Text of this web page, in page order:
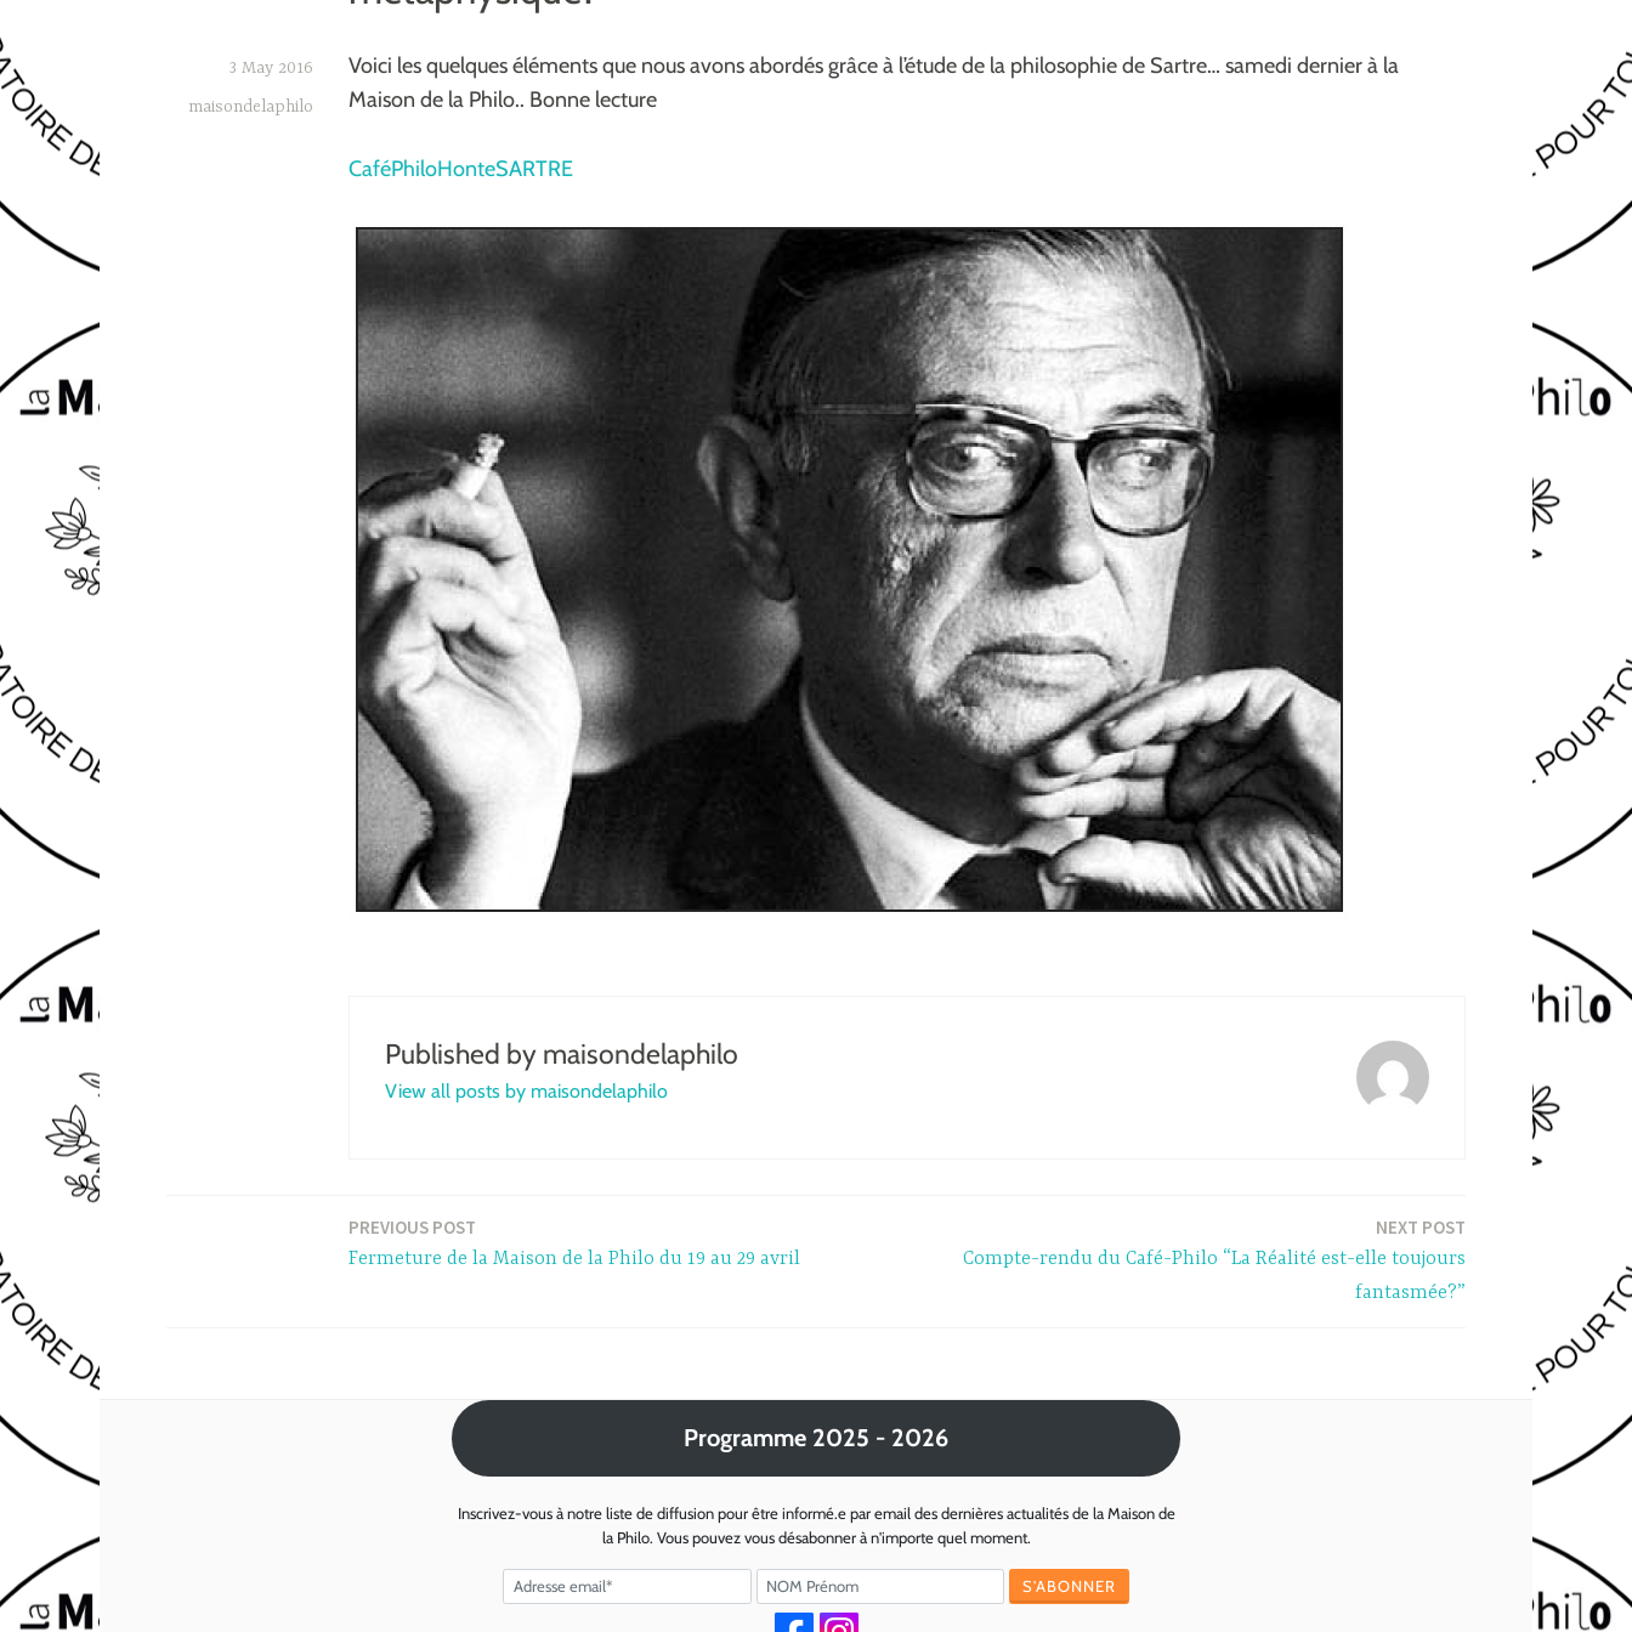
3 May 2016
maisondelaphilo
Voici les quelques éléments que nous avons abordés grâce à l’étude de la philosophie de Sartre… samedi dernier à la
Maison de la Philo.. Bonne lecture
CaféPhiloHonteSARTRE
Published by maisondelaphilo
View all posts by maisondelaphilo
PREVIOUS POST
Fermeture de la Maison de la Philo du 19 au 29 avril
NEXT POST
Compte-rendu du Café-Philo “La Réalité est-elle toujours
fantasmée?”
Programme 2025 - 2026
Inscrivez-vous à notre liste de diffusion pour être informé.e par email des dernières actualités de la Maison de
la Philo. Vous pouvez vous désabonner à n'importe quel moment.